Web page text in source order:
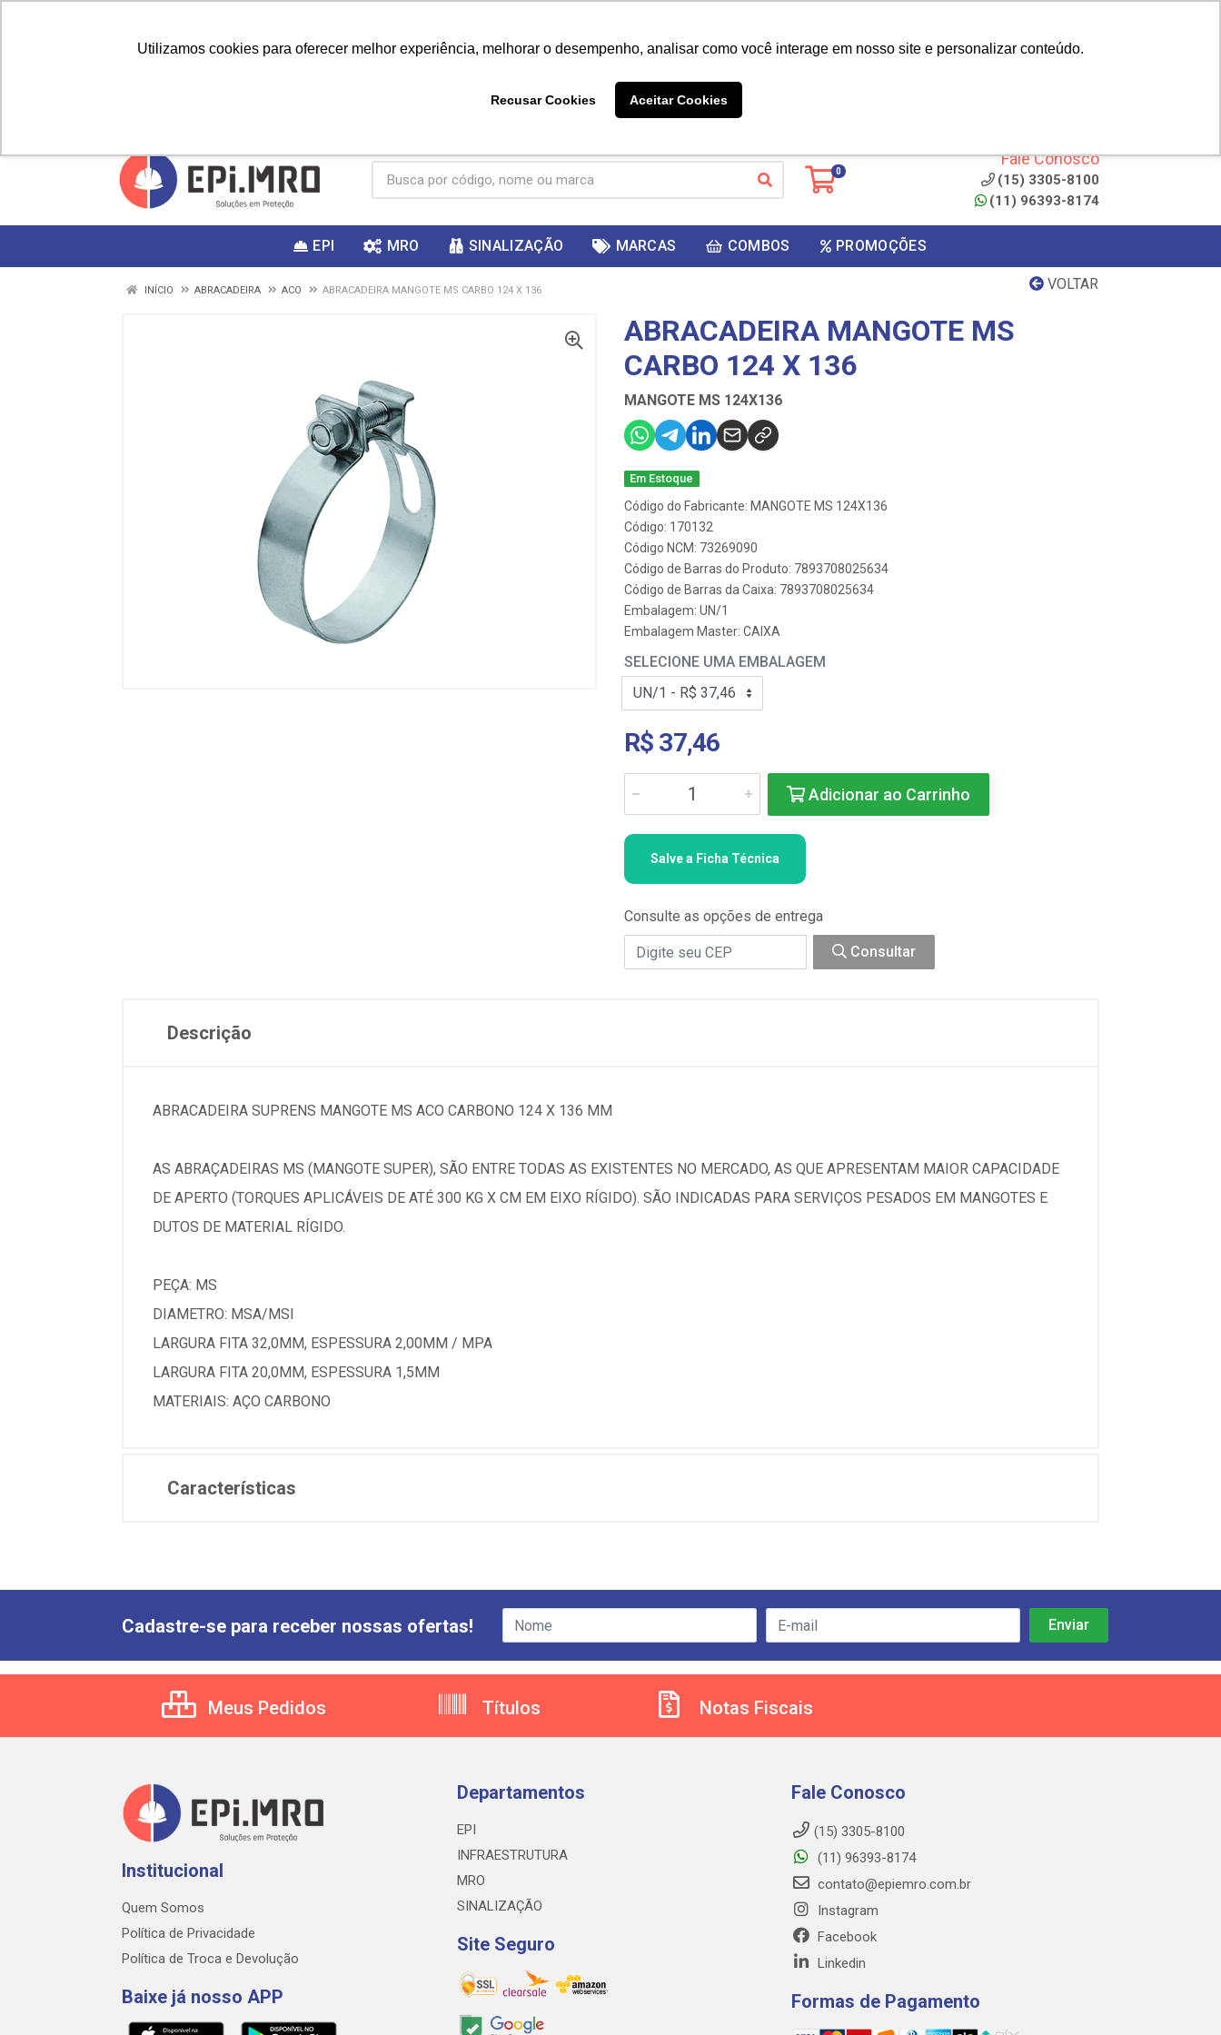
Utilizamos cookies para oferecer melhor experiência, melhorar o desempenho, analisar como você interage em nosso site e personalizar conteúdo.
Recusar Cookies Aceitar Cookies
ganhar
0
Fale Conosco
(15) 3305-8100
(11) 96393-8174
EPI MRO SINALIZAÇÃO MARCAS COMBOS PROMOÇÕES
VOLTAR
INÍCIO ABRACADEIRA ACO ABRACADEIRA MANGOTE MS CARBO 124 X 136
ABRACADEIRA MANGOTE MS
CARBO 124 X 136
MANGOTE MS 124X136
Em Estoque
Código do Fabricante: MANGOTE MS 124X136
Código: 170132
Código NCM: 73269090
Código de Barras do Produto: 7893708025634
Código de Barras da Caixa: 7893708025634
Embalagem: UN/1
Embalagem Master: CAIXA
SELECIONE UMA EMBALAGEM
R$ 37,46
Adicionar ao Carrinho
Salve a Ficha Técnica
Consulte as opções de entrega
Consultar
Descrição
ABRACADEIRA SUPRENS MANGOTE MS ACO CARBONO 124 X 136 MM
AS ABRAÇADEIRAS MS (MANGOTE SUPER), SÃO ENTRE TODAS AS EXISTENTES NO MERCADO, AS QUE APRESENTAM MAIOR CAPACIDADE
DE APERTO (TORQUES APLICÁVEIS DE ATÉ 300 KG X CM EM EIXO RÍGIDO). SÃO INDICADAS PARA SERVIÇOS PESADOS EM MANGOTES E
DUTOS DE MATERIAL RÍGIDO.
PEÇA: MS
DIAMETRO: MSA/MSI
LARGURA FITA 32,0MM, ESPESSURA 2,00MM / MPA
LARGURA FITA 20,0MM, ESPESSURA 1,5MM
MATERIAIS: AÇO CARBONO
Características
Cadastre-se para receber nossas ofertas!
Meus Pedidos Títulos Notas Fiscais
Institucional
Quem Somos
Política de Privacidade
Política de Troca e Devolução
Baixe já nosso APP
Departamentos
EPI
INFRAESTRUTURA
MRO
SINALIZAÇÃO
Site Seguro
Fale Conosco
(15) 3305-8100
(11) 96393-8174
contato@epiemro.com.br
Instagram
Facebook
Linkedin
Formas de Pagamento